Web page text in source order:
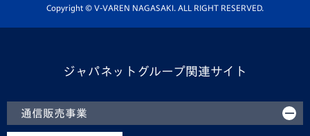
ホームタウン活動
Copyright © V-VAREN NAGASAKI. ALL RIGHT RESERVED.
ジャパネットグループ関連サイト
通信販売事業